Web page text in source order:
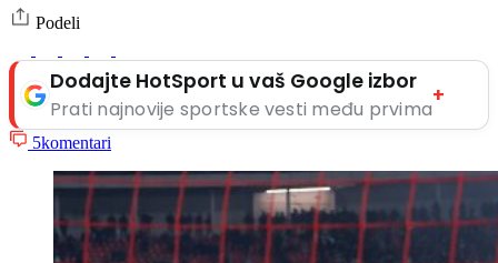
Podeli
Dodajte HotSport u vaš Google izbor
Prati najnovije sportske vesti među prvima
+
5komentari